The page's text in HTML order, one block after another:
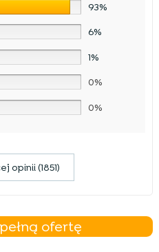
93%
6%
1%
0%
0%
opinii (1851)
ofertę